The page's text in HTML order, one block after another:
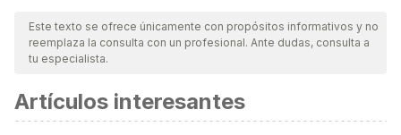
Este texto se ofrece únicamente con propósitos informativos y no
reemplaza la consulta con un profesional. Ante dudas, consulta a
tu especialista.
Artículos interesantes